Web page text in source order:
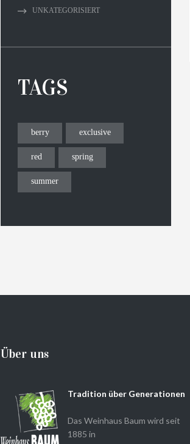
UNKATEGORISIERT
TAGS
berry exclusive
red spring
summer
Über uns
Tradition über Generationen
Das Weinhaus Baum wird seit
1885 in